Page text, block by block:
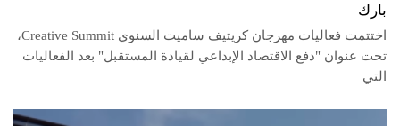
بارك
اختتمت فعاليات مهرجان كريتيف ساميت السنوي Creative Summit،
تحت عنوان "دفع الاقتصاد الإبداعي لقيادة المستقبل" بعد الفعاليات
التي